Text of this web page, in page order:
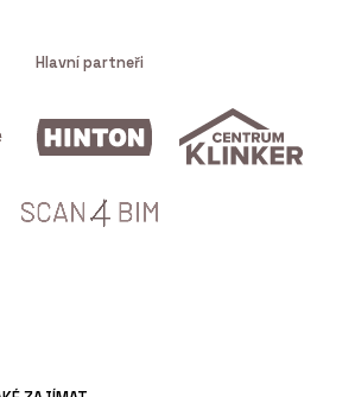
Hlavní partneři